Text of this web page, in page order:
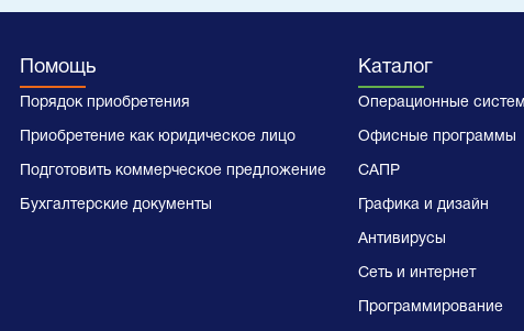
Помощь
Порядок приобретения
Приобретение как юридическое лицо
Подготовить коммерческое предложение
Бухгалтерские документы
Каталог
Операционные
Офисные программы
САПР
Графика и дизайн
Антивирусы
Сеть и интернет
Программирование